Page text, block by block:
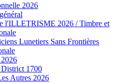
2026
l'ILLETRISME 2026 / Timbre et
Lunetiers Sans Frontières
1700
Autres 2026